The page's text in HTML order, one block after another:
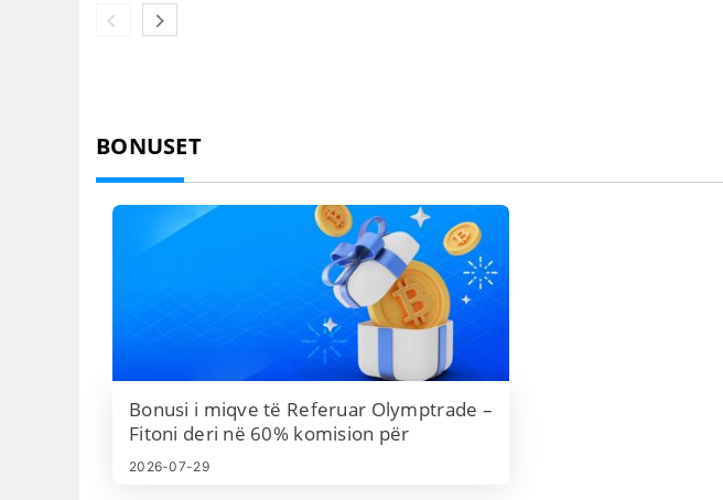
BONUSET
Bonusi i miqve të Referuar Olymptrade –
Fitoni deri në 60% komision për
referimet
2026-07-29